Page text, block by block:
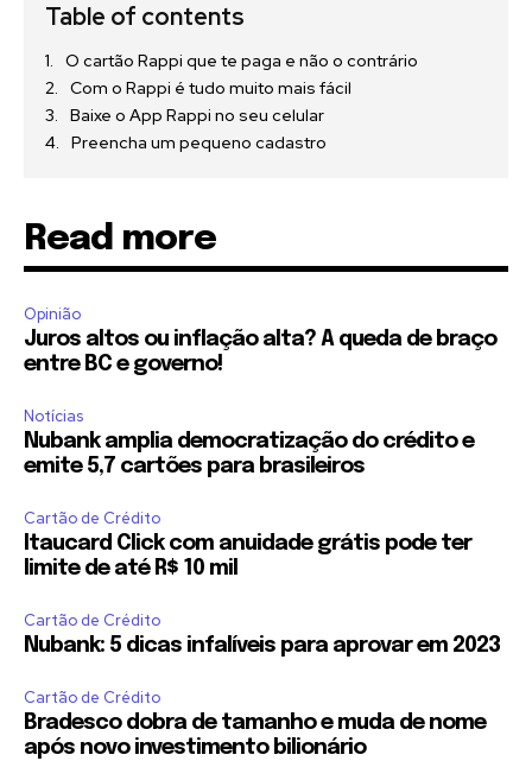
Table of contents
O cartão Rappi que te paga e não o contrário
Com o Rappi é tudo muito mais fácil
Baixe o App Rappi no seu celular
Preencha um pequeno cadastro
Read more
Opinião
Juros altos ou inflação alta? A queda de braço
entre BC e governo!
Notícias
Nubank amplia democratização do crédito e
emite 5,7 cartões para brasileiros
Cartão de Crédito
Itaucard Click com anuidade grátis pode ter
limite de até R$ 10 mil
Cartão de Crédito
Nubank: 5 dicas infalíveis para aprovar em 2023
Cartão de Crédito
Bradesco dobra de tamanho e muda de nome
após novo investimento bilionário